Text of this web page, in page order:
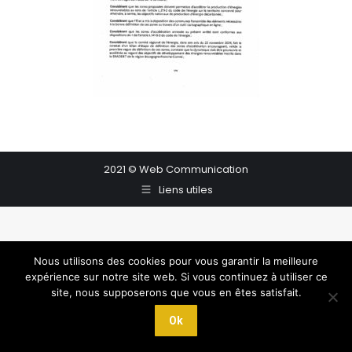
2021 © Web Communication
Liens utiles
Nous utilisons des cookies pour vous garantir la meilleure
expérience sur notre site web. Si vous continuez à utiliser ce
site, nous supposerons que vous en êtes satisfait.
Ok